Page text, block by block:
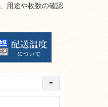
用途や枚数の確認